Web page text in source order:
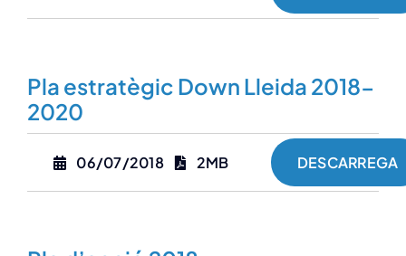
Pla estratègic Down Lleida 2018-
2020
06/07/2018 2MB DESCARREGA